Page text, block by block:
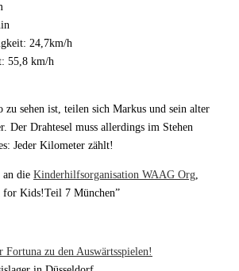
24,7km/h
55,8 km/h
zu sehen ist, teilen sich Markus und sein alter
Der Drahtesel muss allerdings im Stehen
Jeder Kilometer zählt!
an die Kinderhilfsorganisation WAAG Org,
for Kids!Teil 7 München”
Fortuna zu den Auswärtsspielen!